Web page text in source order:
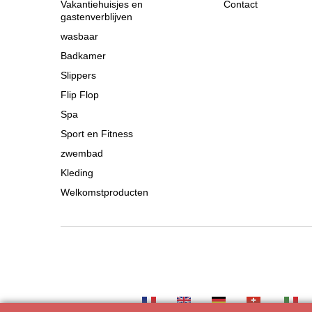
Vakantiehuisjes en
gastenverblijven
wasbaar
Badkamer
Slippers
Flip Flop
Spa
Sport en Fitness
zwembad
Kleding
Welkomstproducten
Contact